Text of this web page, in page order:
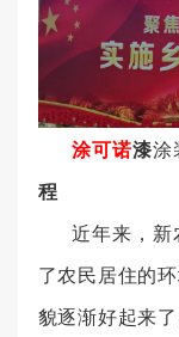
涂可诺漆
程
近年来，
了农民居住的
貌逐渐好起来